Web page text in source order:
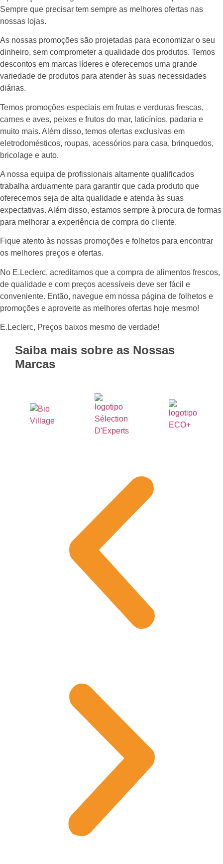
Sempre que precisar tem sempre as melhores ofertas nas
nossas lojas.
As nossas promoções são projetadas para economizar o seu
dinheiro, sem comprometer a qualidade dos produtos. Temos
descontos em marcas líderes e oferecemos uma grande
variedade de produtos para atender às suas necessidades
diárias.
Temos promoções especiais em frutas e verduras frescas,
carnes e aves, peixes e frutos do mar, laticínios, padaria e
muito mais. Além disso, temos ofertas exclusivas em
eletrodomésticos, roupas, acessórios para casa, brinquedos,
bricolage e auto.
A nossa equipa de profissionais altamente qualificados
trabalha arduamente para garantir que cada produto que
oferecemos seja de alta qualidade e atenda às suas
expectativas. Além disso, estamos sempre à procura de formas
para melhorar a experiência de compra do cliente.
Fique atento às nossas promoções e folhetos para encontrar
os melhores preços e ofertas.
No E.Leclerc, acreditamos que a compra de alimentos frescos,
de qualidade e com preços acessíveis deve ser fácil e
conveniente. Então, navegue em nossa página de folhetos e
promoções e aproveite as melhores ofertas hoje mesmo!
E.Leclerc, Preços baixos mesmo de verdade!
Saiba mais sobre as Nossas
Marcas